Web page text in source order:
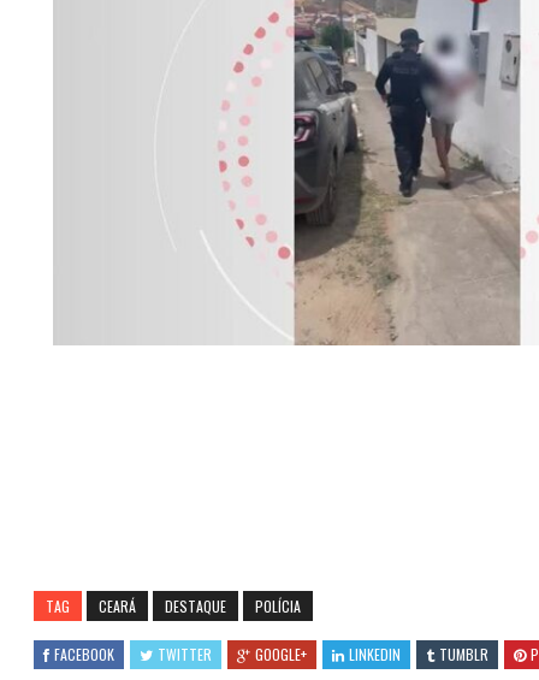
TAG CEARÁ DESTAQUE POLÍCIA
FACEBOOK TWITTER GOOGLE+ LINKEDIN TUMBLR